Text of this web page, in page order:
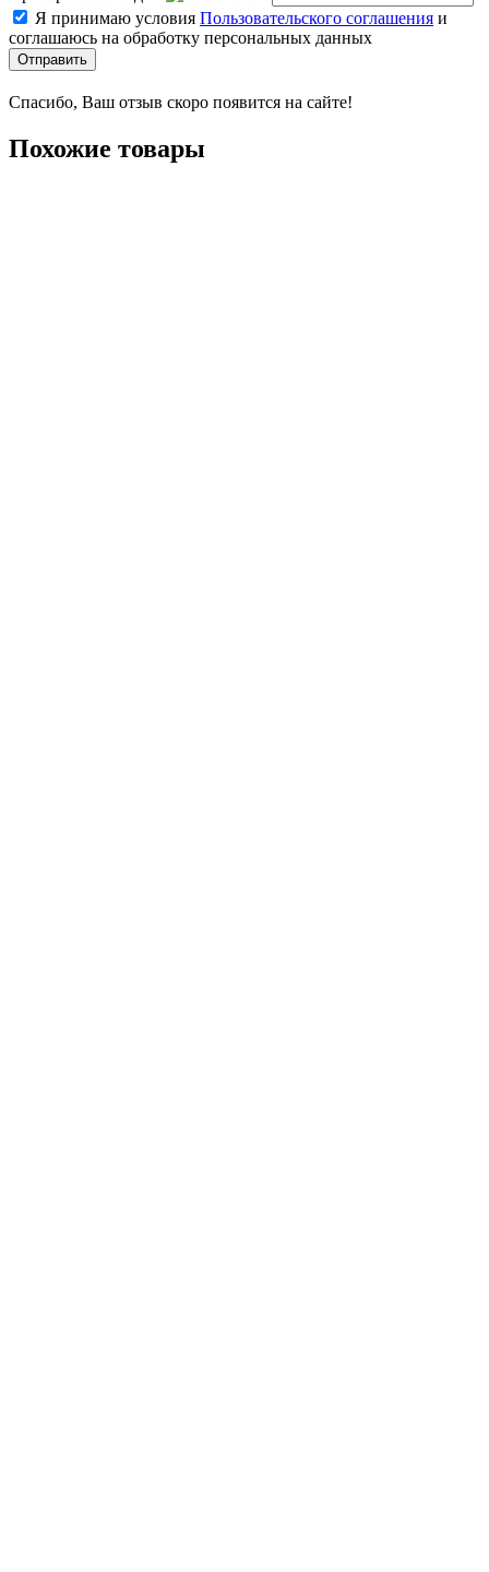
Я принимаю условия Пользовательского соглашения и
соглашаюсь на обработку персональных данных
Отправить
Спасибо, Ваш отзыв скоро появится на сайте!
Похожие товары